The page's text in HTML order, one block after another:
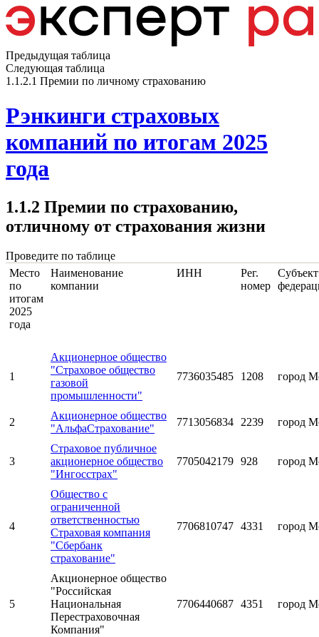
Предыдущая таблица
Следующая таблица
1.1.2.1 Премии по личному страхованию
Рэнкинги страховых
компаний по итогам 2025
года
1.1.2 Премии по страхованию,
отличному от страхования жизни
Проведите по таблице
Место
по
итогам
2025
года
Наименование
компании
ИНН
Рег.
номер
Субъект
1
Акционерное общество
"Страховое общество
газовой
промышленности"
7736035485 1208 город
2
Акционерное общество
"АльфаСтрахование"
7713056834 2239 город
3
Страховое публичное
акционерное общество
"Ингосстрах"
7705042179 928 город
4
Общество с
ограниченной
ответственностью
Страховая компания
"Сбербанк
страхование"
7706810747 4331 город
5
Акционерное общество
"Российская
Национальная
Перестраховочная
Компания"
7706440687 4351 город